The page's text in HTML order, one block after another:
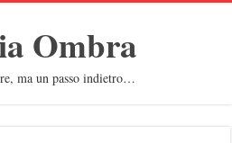
Ombra
ma un passo indietro…